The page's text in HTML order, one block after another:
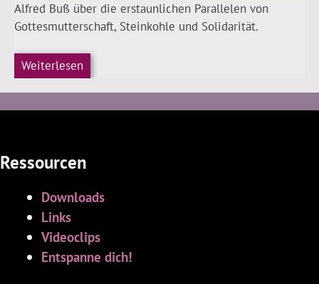
Alfred Buß über die erstaunlichen Parallelen von
Gottesmutterschaft, Steinkohle und Solidarität.
Weiterlesen
Ressourcen
Downloads
Links
Videoclips
Entspanne dich!